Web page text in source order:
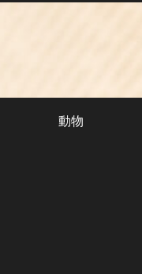
動物